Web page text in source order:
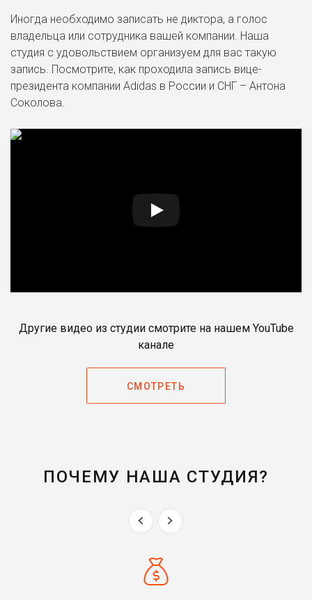
Иногда необходимо записать не диктора, а голос
владельца или сотрудника вашей компании. Наша
студия с удовольствием организуем для вас такую
запись. Посмотрите, как проходила запись вице-
президента компании Adidas в России и СНГ – Антона
Соколова.
Другие видео из студии смотрите на нашем YouTube
канале
СМОТРЕТЬ
ПОЧЕМУ НАША СТУДИЯ?